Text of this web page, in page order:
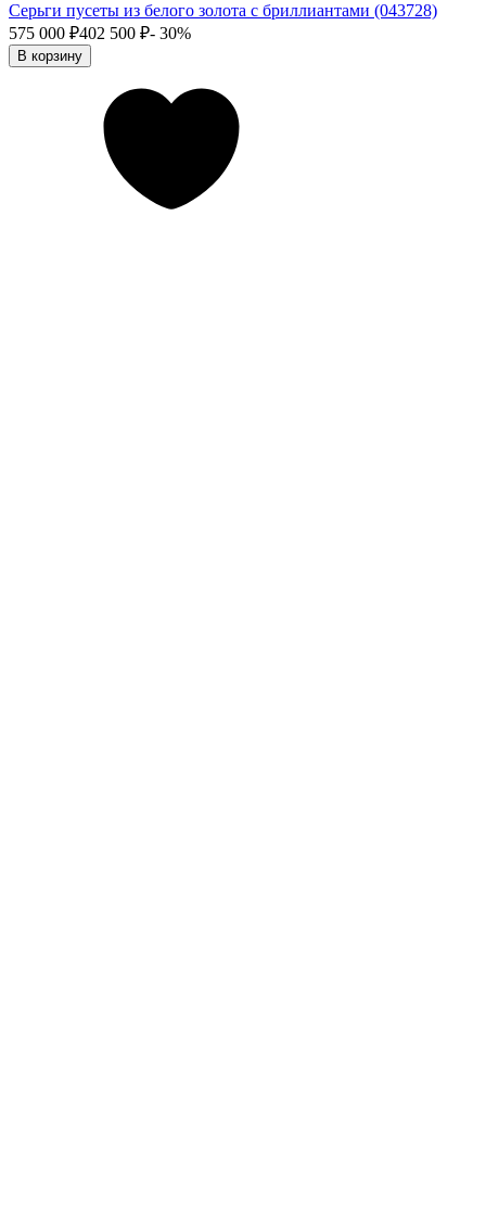
Серьги пусеты из белого золота с бриллиантами (043728)
575 000 ₽402 500 ₽- 30%
В корзину